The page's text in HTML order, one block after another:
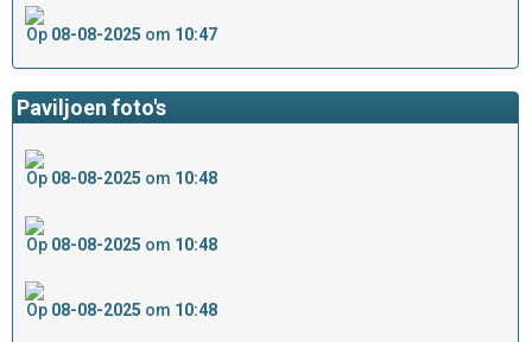
Op 08-08-2025 om 10:47
Paviljoen foto's
Op 08-08-2025 om 10:48
Op 08-08-2025 om 10:48
Op 08-08-2025 om 10:48